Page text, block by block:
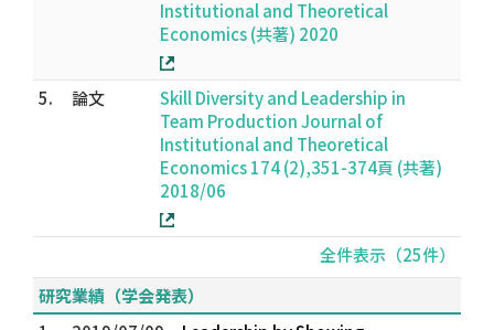
Institutional and Theoretical
Economics (共著) 2020
5. 論文
Skill Diversity and Leadership in
Team Production Journal of
Institutional and Theoretical
Economics 174 (2),351-374頁 (共著)
2018/06
全件表示（25件）
研究業績（学会発表）